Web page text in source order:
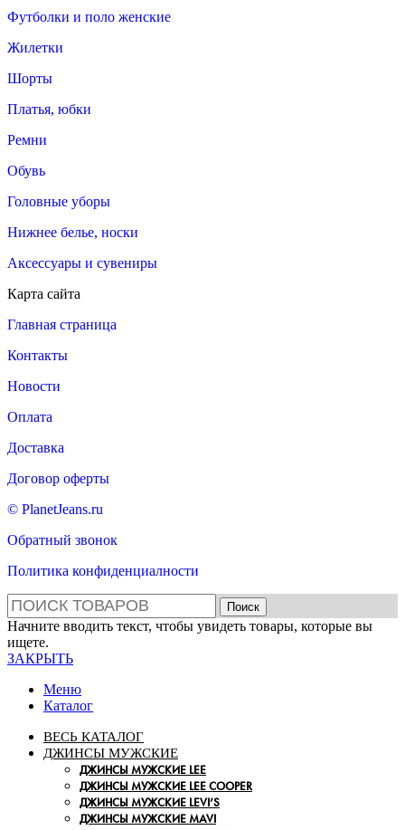
Футболки и поло женские
Жилетки
Шорты
Платья, юбки
Ремни
Обувь
Головные уборы
Нижнее белье, носки
Аксессуары и сувениры
Карта сайта
Главная страница
Контакты
Новости
Оплата
Доставка
Договор оферты
© PlanetJeans.ru
Обратный звонок
Политика конфиденциалности
Поиск
Начните вводить текст, чтобы увидеть товары, которые вы
ищете.
ЗАКРЫТЬ
Меню
Каталог
ВЕСЬ КАТАЛОГ
ДЖИНСЫ МУЖСКИЕ
ДЖИНСЫ МУЖСКИЕ LEE
ДЖИНСЫ МУЖСКИЕ LEE COOPER
ДЖИНСЫ МУЖСКИЕ LEVI’S
ДЖИНСЫ МУЖСКИЕ MAVI